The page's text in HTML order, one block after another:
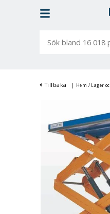
bland
Tillbaka | Hem / Lager